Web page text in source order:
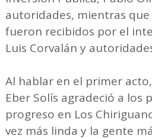
autoridades, mientras que
fueron recibidos por el
Luis Corvalán y
Al hablar en el primer
Eber Solís agradeció a los
progreso en Los
vez más linda y la gente